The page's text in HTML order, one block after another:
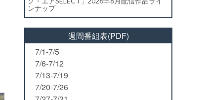
ンナップ
週間番組表(PDF)
7/1-7/5
7/6-7/12
7/13-7/19
7/20-7/26